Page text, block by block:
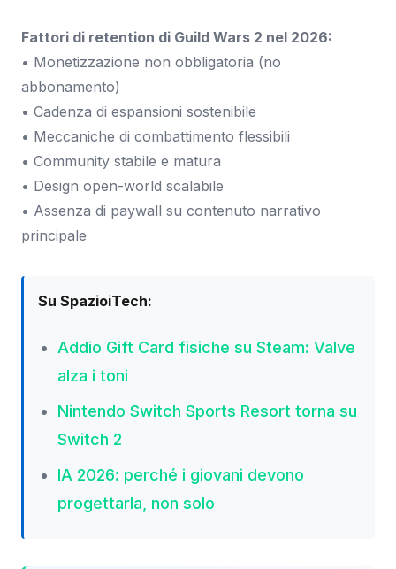
Fattori di retention di Guild Wars 2 nel 2026:
• Monetizzazione non obbligatoria (no
abbonamento)
• Cadenza di espansioni sostenibile
• Meccaniche di combattimento flessibili
• Community stabile e matura
• Design open-world scalabile
• Assenza di paywall su contenuto narrativo
principale
Su SpazioiTech:
Addio Gift Card fisiche su Steam: Valve
alza i toni
Nintendo Switch Sports Resort torna su
Switch 2
IA 2026: perché i giovani devono
progettarla, non solo